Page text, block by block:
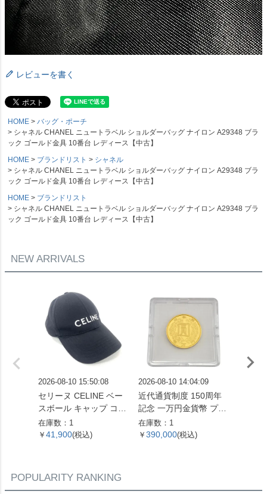
レビューを書く
HOME
バッグ・ポーチ
シャネル CHANEL ニュートラベル ショルダーバッグ ナイロン A29348 ブラ
ック ゴールド金具 10番台 レディース【中古】
HOME
ブランドリスト
シャネル
シャネル CHANEL ニュートラベル ショルダーバッグ ナイロン A29348 ブラ
ック ゴールド金具 10番台 レディース【中古】
HOME
ブランドリスト
シャネル CHANEL ニュートラベル ショルダーバッグ ナイロン A29348 ブラ
ック ゴールド金具 10番台 レディース【中古】
NEW ARRIVALS
2026-08-10 15:50:08
セリーヌ CELINE ベー
スボール キャップ コッ
トン 2AUA1242N ブラ
ック Mサイズ【中古】
在庫数：1
￥ 41,900(税込)
2026-08-10 14:04:09
近代通貨制度 150周年
記念 一万円金貨幣 プル
ーフ貨幣セット 純金 1
5.6g 金貨 ゴールド 202
在庫数：1
￥ 390,000(税込)
POPULARITY RANKING